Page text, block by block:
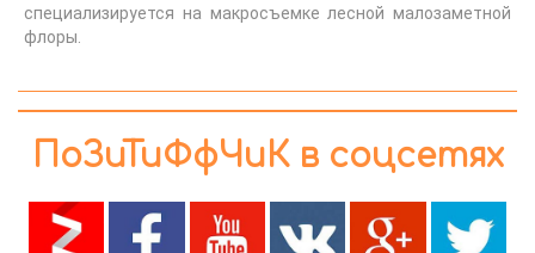
специализируется на макросъемке лесной малозаметной
флоры.
ПоЗиТиФфЧиК в соцсетях